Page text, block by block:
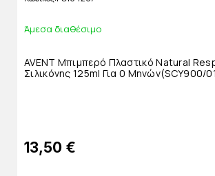
Άμεσα διαθέσιμο
AVENT Μπιμπερό Πλαστικό Natural
Σιλικόνης 125ml Για 0
13,50 €